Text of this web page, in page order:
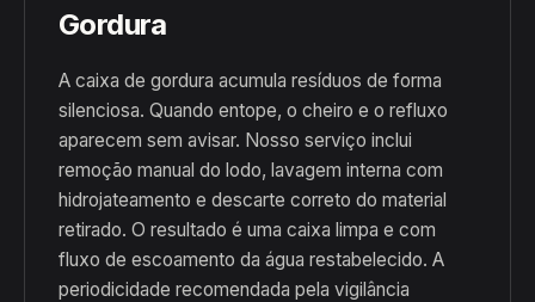
Gordura
A caixa de gordura acumula resíduos de forma
silenciosa. Quando entope, o cheiro e o refluxo
aparecem sem avisar. Nosso serviço inclui
remoção manual do lodo, lavagem interna com
hidrojateamento e descarte correto do material
retirado. O resultado é uma caixa limpa e com
fluxo de escoamento da água restabelecido. A
periodicidade recomendada pela vigilância